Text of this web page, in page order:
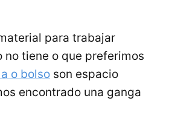
para trabajar
tiene o que preferimos
o bolso son espacio
encontrado una ganga